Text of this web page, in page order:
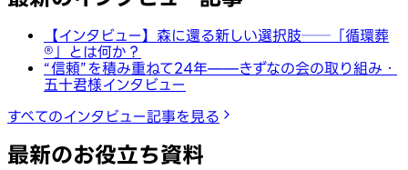
【インタビュー】森に還る新しい選択肢──「循環葬
®︎」とは何か？
“信頼”を積み重ねて24年——きずなの会の取り組み・
五十君様インタビュー
すべてのインタビュー記事を見る
最新のお役立ち資料